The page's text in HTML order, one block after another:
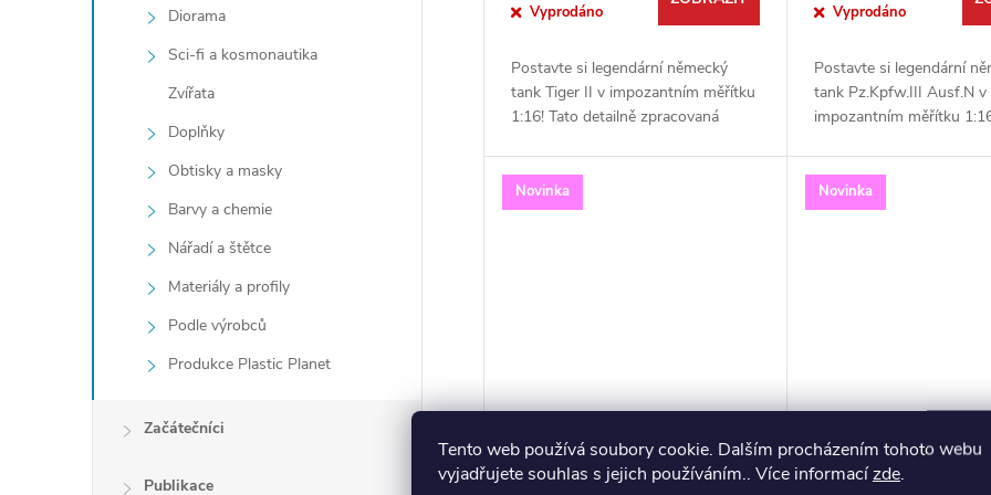
Tento web používá soubory cookie. Dalším procházením tohoto webu
vyjadřujete souhlas s jejich používáním.. Více informacízde.
Diorama
Sci-fi a kosmonautika
Zvířata
Doplňky
Obtisky a masky
Barvy a chemie
Nářadí a štětce
Materiály a profily
Podle výrobců
Produkce Plastic Planet
Začátečníci
Publikace
Vyprodáno
Postavte si legendární německý
tank Tiger II v impozantním měřítku
1:16! Tato detailně zpracovaná
s výkonným 105mm...
Vyprodáno
Postavte si legendární
tank Pz.Kpfw.III Ausf.N v
impozantním měřítku
skutečnou výzvou a...
Novinka
German Sd.Kfz.165 Hummel
(Late Production) 1:16
Novinka
German MBT
1:16